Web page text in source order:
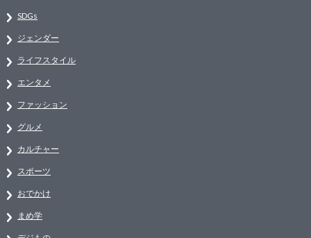
SDGs
ジェンダー
ライフスタイル
エンタメ
ファッション
グルメ
カルチャー
スポーツ
おでかけ
まめ学